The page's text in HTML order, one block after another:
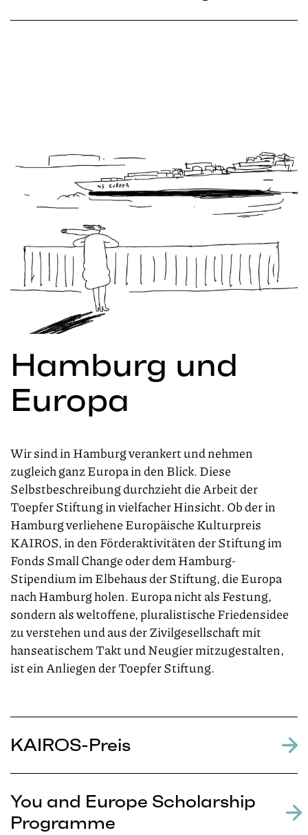
Hamburg und
Europa
Wir sind in Hamburg verankert und nehmen
zugleich ganz Europa in den Blick. Diese
Selbstbeschreibung durchzieht die Arbeit der
Toepfer Stiftung in vielfacher Hinsicht. Ob der in
Hamburg verliehene Europäische Kulturpreis
KAIROS, in den Förderaktivitäten der Stiftung im
Fonds Small Change oder dem Hamburg-
Stipendium im Elbehaus der Stiftung, die Europa
nach Hamburg holen. Europa nicht als Festung,
sondern als weltoffene, pluralistische Friedensidee
zu verstehen und aus der Zivilgesellschaft mit
hanseatischem Takt und Neugier mitzugestalten,
ist ein Anliegen der Toepfer Stiftung.
KAIROS-Preis
You and Europe Scholarship
Programme